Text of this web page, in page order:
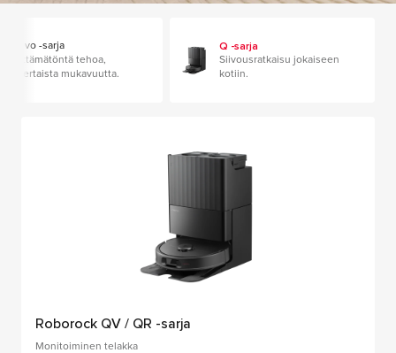
Qrevo -sarja
Välttämätöntä tehoa,
ylivertaista mukavuutta.
Q -sarja
Siivousratkaisu jokaiseen
kotiin.
Roborock QV / QR -sarja
Monitoiminen telakka